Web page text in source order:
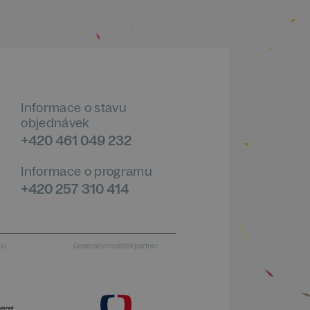
Informace o stavu
objednávek
+420 461 049 232
Informace o programu
+420 257 310 414
Generální mediální partner